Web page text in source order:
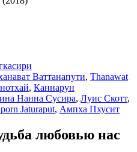
Ваттанапути, Thanawat
, Каннарун
Нанна Сусира, Луис Скотт,
Jaturaput, Ампха Пхусит
любовью нас